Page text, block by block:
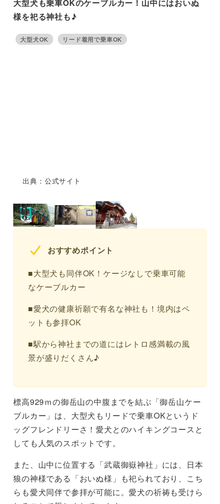
大型犬も乗車OKのケーブルカー！山中にはおいぬ
様を祀る神社も♪
大型犬OK リード着用で乗車OK
出典：公式サイト
おすすめポイント
■大型犬も同伴OK！ケージなしで乗車可能
なケーブルカー
■愛犬の健康祈願で有名な神社も！境内はペ
ットも参拝OK
■駅から神社までの道にはレトロ感満載の風
景が盛りだくさん♪
標高929ｍの御岳山の中腹までを結ぶ「御岳山ケー
ブルカー」は、大型犬もリードで乗車OKというド
ッグフレンドリーさ！愛犬とのハイキングコースと
しても人気のスポットです。
また、山中に位置する「武蔵御嶽神社」には、日本
狼の神様である「おいぬ様」も祀られており、こち
らも愛犬同伴で参拝が可能に。愛犬の祈祷も受けら